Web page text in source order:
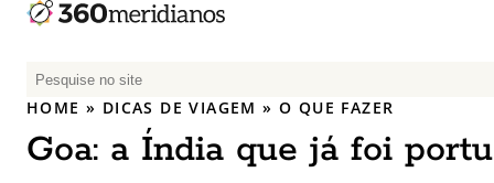
P
e
q
HOME » DICAS DE VIAGEM »O QUE FAZER
Goa: a Índia que já foi